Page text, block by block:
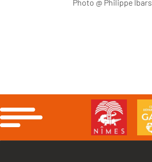
Photo @ Philippe Ibars